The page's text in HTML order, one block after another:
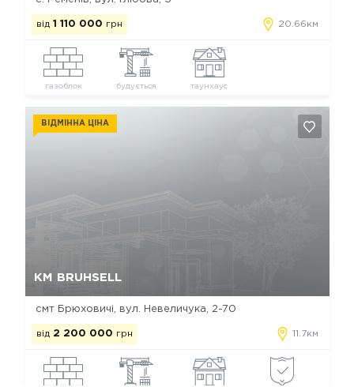
від 1 110 000 грн 20.66км
газоблок будується таунхаус
КМ BRUHSELL
ВІДМІННА ЦІНА
смт Брюховичі, вул. Невеличука, 2-70
від 2 200 000 грн 11.7км